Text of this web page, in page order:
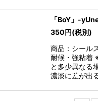
「BoY」-
350円(税別)
商品：シール
耐候・強粘着
と多少異なる
濃淡に差が出